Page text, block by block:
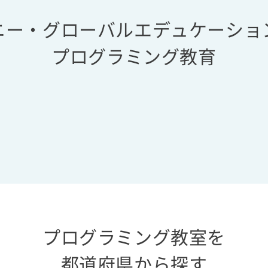
ー・グローバルエデュケーショ
プログラミング教育
プログラミング教室を
都道府県から探す